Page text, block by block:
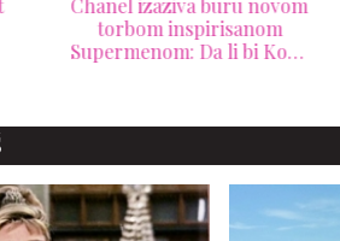
novom
bi Koko
luksuznih torbi vredna
pravo bogatstvo